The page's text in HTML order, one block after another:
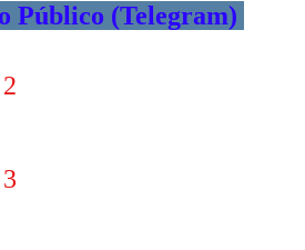
Público (Telegram)